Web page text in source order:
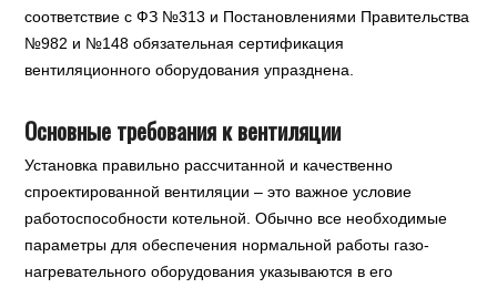
соответствие с ФЗ №313 и Постановлениями Правительства
№982 и №148 обязательная сертификация
вентиляционного оборудования упразднена.
Основные требования к вентиляции
Установка правильно рассчитанной и качественно
спроектированной вентиляции – это важное условие
работоспособности котельной. Обычно все необходимые
параметры для обеспечения нормальной работы газо-
нагревательного оборудования указываются в его